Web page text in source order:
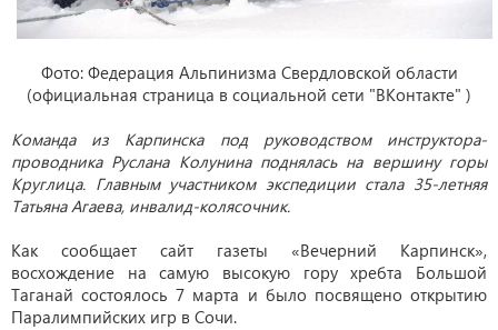
Фото: Федерация Альпинизма Свердловской области
(официальная страница в социальной сети "ВКонтакте" )
Команда из Карпинска под руководством инструктора-
проводника Руслана Колунина поднялась на вершину горы
Круглица. Главным участником экспедиции стала 35-летняя
Татьяна Агаева, инвалид-колясочник.
Как сообщает сайт газеты «Вечерний Карпинск»,
восхождение на самую высокую гору хребта Большой
Таганай состоялось 7 марта и было посвящено открытию
Паралимпийских игр в Сочи.